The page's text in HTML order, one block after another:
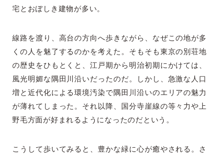
宅とおぼしき建物が多い。
線路を渡り、高台の方向へ歩きながら、なぜこの地が多
くの人を魅了するのかを考えた。そもそも東京の別荘地
の歴史をひもとくと、江戸期から明治初期にかけては、
風光明媚な隅田川沿いだったのだ。しかし、急激な人口
増と近代化による環境汚染で隅田川沿いのエリアの魅力
が薄れてしまった。それ以降、国分寺崖線の等々力や上
野毛方面が好まれるようになったのだという。
こうして歩いてみると、豊かな緑に心が癒やされる。さ